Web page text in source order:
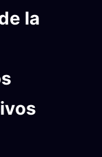
la